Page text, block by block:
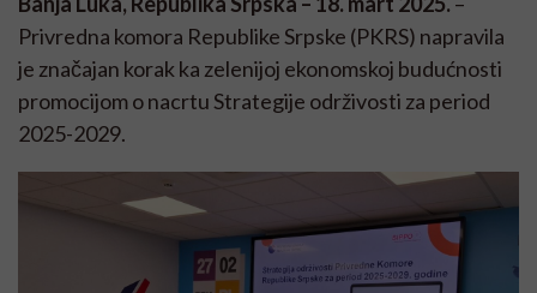
Privredna komora Republike Srpske (PKRS) napravila
je značajan korak ka zelenijoj ekonomskoj budućnosti
promocijom o nacrtu Strategije održivosti za period
2025-2029.